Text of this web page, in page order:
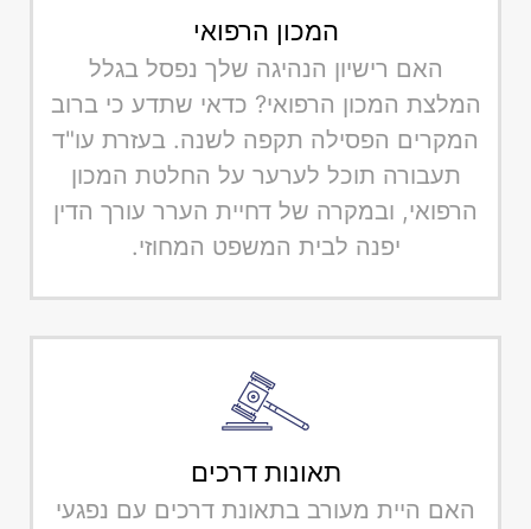
המכון הרפואי
האם רישיון הנהיגה שלך נפסל בגלל
המלצת המכון הרפואי? כדאי שתדע כי ברוב
המקרים הפסילה תקפה לשנה. בעזרת עו"ד
תעבורה תוכל לערער על החלטת המכון
הרפואי, ובמקרה של דחיית הערר עורך הדין
יפנה לבית המשפט המחוזי.
תאונות דרכים
האם היית מעורב בתאונת דרכים עם נפגעי